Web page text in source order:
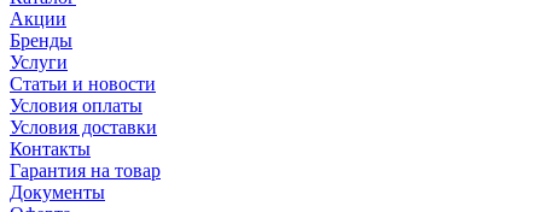
Акции
Бренды
Услуги
Статьи и новости
Условия оплаты
Условия доставки
Контакты
Гарантия на товар
Документы